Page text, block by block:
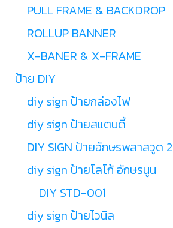
PULL FRAME & BACKDROP
ROLLUP BANNER
X-BANER & X-FRAME
ป้าย DIY
diy sign ป้ายกล่องไฟ
diy sign ป้ายสแตนดี้
DIY SIGN ป้ายอักษรพลาสวูด
diy sign ป้ายโลโก้ อักษรนูน
DIY STD-001
diy sign ป้ายไวนิล